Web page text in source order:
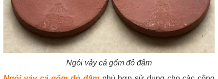
Ngói vảy cá gốm đỏ đậm